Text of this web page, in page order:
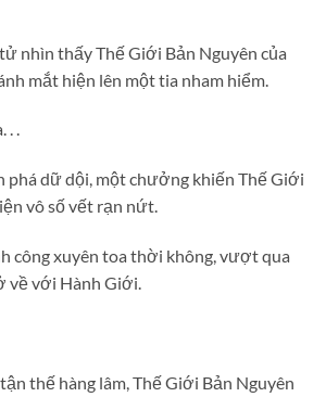
nhìn thấy Thế Giới Bản Nguyên của
mắt hiện lên một tia nham hiểm.
. .
phá dữ dội, một chưởng khiến Thế Giới
vô số vết rạn nứt.
công xuyên toa thời không, vượt qua
về với Hành Giới.
thế hàng lâm, Thế Giới Bản Nguyên